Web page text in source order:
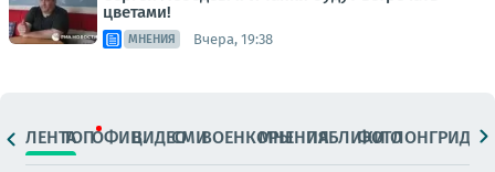
цветами!
МНЕНИЯ Вчера, 19:38
ЛЕНТАТОПОФИЦ.ВИДЕОСМИВОЕНКОРЫМНЕНИЯПАБЛИКИ
ФОТОЛОНГРИДЫ